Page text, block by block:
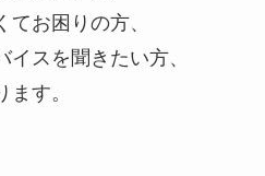
お困りの方、
スを聞きたい方、
す。